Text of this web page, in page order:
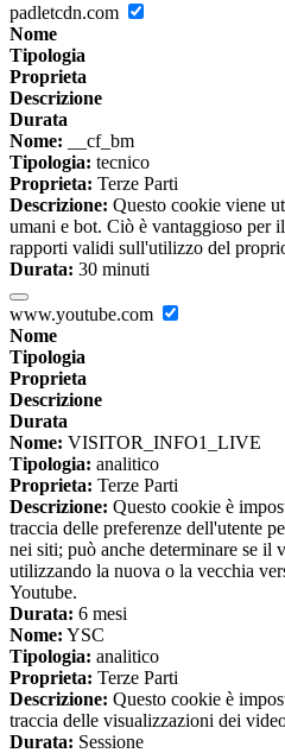
padletcdn.com
Nome
Tipologia
Proprieta
Descrizione
Durata
Nome: __cf_bm
Tipologia: tecnico
Proprieta: Terze Parti
Descrizione: Questo cookie viene
umani e bot. Ciò è vantaggioso per
rapporti validi sull'utilizzo del
Durata: 30 minuti
www.youtube.com
Nome
Tipologia
Proprieta
Descrizione
Durata
Nome: VISITOR_INFO1_LIVE
Tipologia: analitico
Proprieta: Terze Parti
Descrizione: Questo cookie è
traccia delle preferenze dell'utente
nei siti; può anche determinare se il
utilizzando la nuova o la vecchia
Youtube.
Durata: 6 mesi
Nome: YSC
Tipologia: analitico
Proprieta: Terze Parti
Descrizione: Questo cookie è
traccia delle visualizzazioni dei
Durata: Sessione